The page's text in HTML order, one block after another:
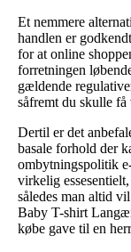
Et nemmere
handlen er
for at online
forretningen
gældende
såfremt du skulle
Dertil er det
basale forhold der
ombytningspolitik
virkelig
således man altid
Baby T-shirt
købe gave til en